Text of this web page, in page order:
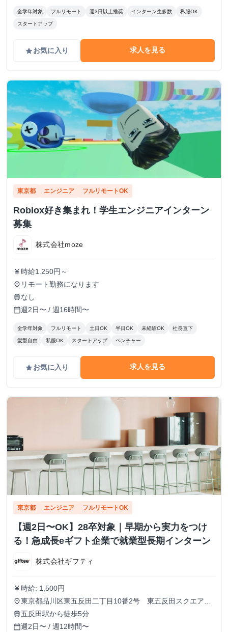
全学年対象 フルリモート 週3日以上推奨 インターン生多数 私服OK
スタートアップ
gradeお気に入り 求人を見る
東京都 エンジニア フルリモートOK
Roblox好き集まれ！学生エンジニアインターン
募集
株式会社moze
currency_yen 時給1.250円～
place リモート勤務になります
train なし
calendar_today週2日〜 / 週16時間〜
全学年対象 フルリモート 土日OK 半日OK 未経験OK 社長直下
髪型自由 私服OK スタートアップ ベンチャー
gradeお気に入り 求人を見る
東京都 エンジニア フルリモートOK
【週2日〜OK】28卒対象｜早期から実力をつけ
る！急成長eギフト企業で就業型長期インターン
株式会社ギフティ
currency_yen 時給: 1,500円
place東京都品川区東五反田二丁目10番2号 東五反田スクエア
12F
train 五反田駅から徒歩5分
calendar_today週2日〜 / 週12時間〜